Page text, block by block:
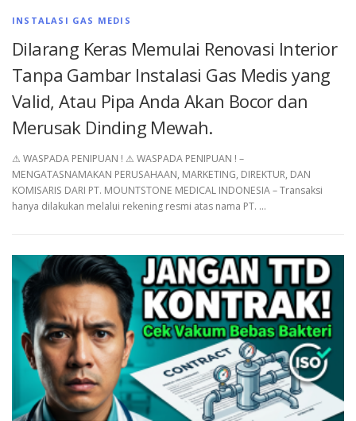
INSTALASI GAS MEDIS
Dilarang Keras Memulai Renovasi Interior
Tanpa Gambar Instalasi Gas Medis yang
Valid, Atau Pipa Anda Akan Bocor dan
Merusak Dinding Mewah.
⚠︎ WASPADA PENIPUAN ! ⚠︎ WASPADA PENIPUAN ! –
MENGATASNAMAKAN PERUSAHAAN, MARKETING, DIREKTUR, DAN
KOMISARIS DARI PT. MOUNTSTONE MEDICAL INDONESIA – Transaksi
hanya dilakukan melalui rekening resmi atas nama PT. …